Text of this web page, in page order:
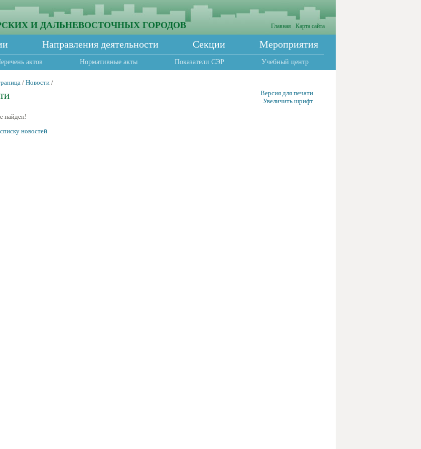
И ДАЛЬНЕВОСТОЧНЫХ ГОРОДОВ Главная Карта сайта
Направления деятельности Секции Мероприятия
актов Нормативные акты Показатели СЭР Учебный центр
/ Новости /
Версия для печати
Увеличить шрифт
найден!
новостей